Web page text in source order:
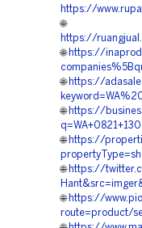
https://
🌐
https://
🌐 https://
🌐 https://
🌐 https://
🌐 https://
🌐 https://
🌐 https://
route=product/